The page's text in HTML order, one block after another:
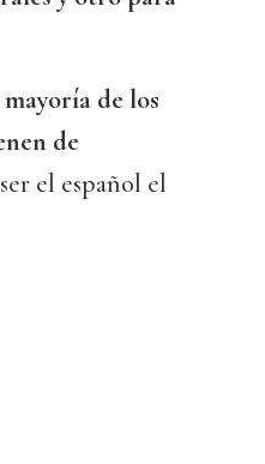
de los
de
el español el